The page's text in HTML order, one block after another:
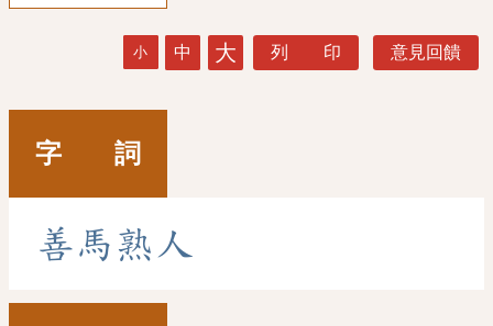
小 中 大 列 印 意見回饋
字 詞
善馬 熟 人